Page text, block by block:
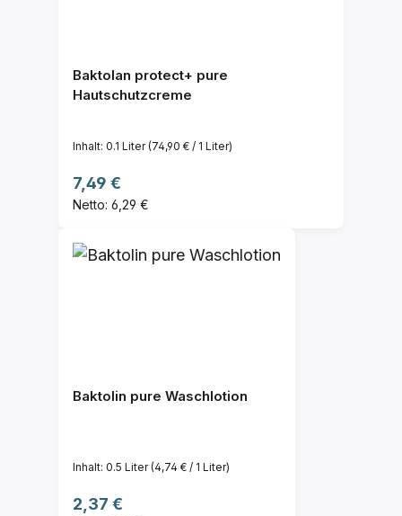
Baktolan protect+ pure
Hautschutzcreme
Inhalt: 0.1 Liter(74,90 € / 1 Liter)
Regulärer Preis:
7,49 €
Netto: 6,29 €
Baktolin pure Waschlotion
Inhalt: 0.5 Liter(4,74 € / 1 Liter)
Regulärer Preis:
2,37 €